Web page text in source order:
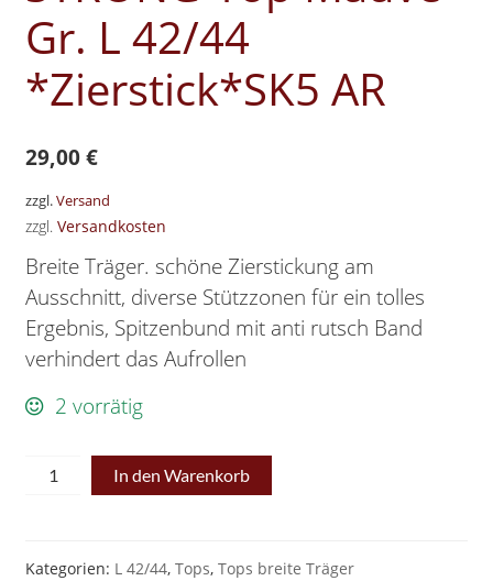
Gr. L 42/44
*Zierstick*SK5 AR
29,00€
zzgl.Versand
zzgl. Versandkosten
Breite Träger. schöne Zierstickung am
Ausschnitt, diverse Stützzonen für ein tolles
Ergebnis, Spitzenbund mit anti rutsch Band
verhindert das Aufrollen
2 vorrätig
Schlankstütz
STRONG-
Mauve
In den Warenkorb
Kategorien: L 42/44, Tops, Tops breite Träger